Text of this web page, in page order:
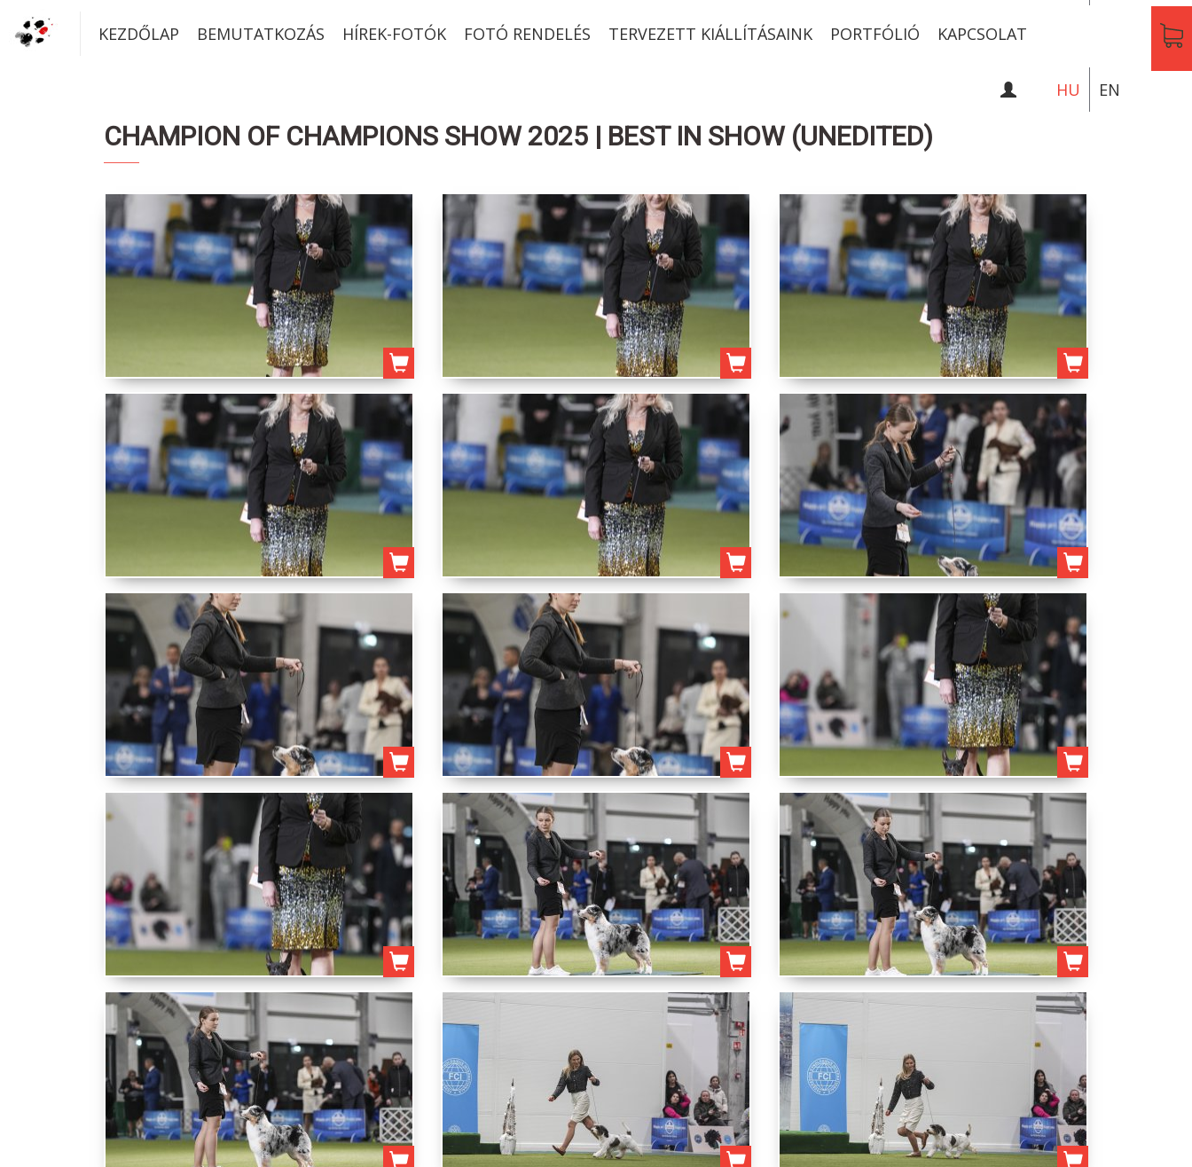
KEZDŐLAP BEMUTATKOZÁS HÍREK-FOTÓK FOTÓ RENDELÉS TERVEZETT KIÁLLÍTÁSAINK PORTFÓLIÓ KAPCSOLAT
HU EN
CHAMPION OF CHAMPIONS SHOW 2025 | BEST IN SHOW (UNEDITED)